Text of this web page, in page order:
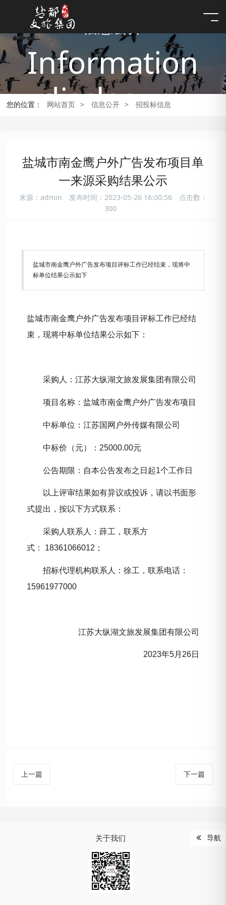
Information
disclosure
您的位置： 网站首页 > 信息公开 > 招投标信息
盐城市南金鹰户外广告发布项目单
一来源采购结果公示
来源：admin 发布时间：2023-05-26 16:00:56
点击数：
300
盐城市南金鹰户外广告发布项目评标工作已经结束，现将中
标单位结果公示如下
盐城市南金鹰户外广告发布项目评标工作已经结
束，现将中标单位结果公示如下：
采购人：江苏大纵湖文旅发展集团有限公司
项目名称：盐城市南金鹰户外广告发布项目
中标单位：江苏国网户外传媒有限公司
中标价（元）： 25000.00元
公告期限：自本公告发布之日起1个工作日
以上评审结果如有异议或投诉，请以书面形
式提出，按以下方式联系：
采购人联系人：薛工，联系方
式：
18361066012 ；
招标代理机构联系人：徐工，联系电话：
15961977000
江苏大纵湖文旅发展集团有限公司
2023年5月 26日
上一篇 下一篇
导航
关于我们